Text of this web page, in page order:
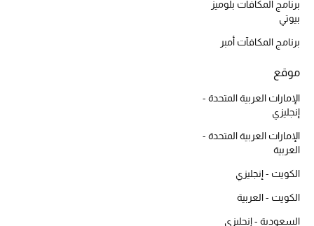
مستحضرات الاستحمام والعناية بالجسم
الصحة والعافية
الجمال في بلوميز
برنامج المكافآت بلوميز
بيوتي
برنامج المكافآت أمبر
موقع
الإمارات العربية المتحدة -
إنجليزي
الإمارات العربية المتحدة -
العربية
الكويت - إنجليزي
الكويت - العربية
السعودية - إنجليزي